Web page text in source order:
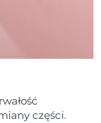
części.